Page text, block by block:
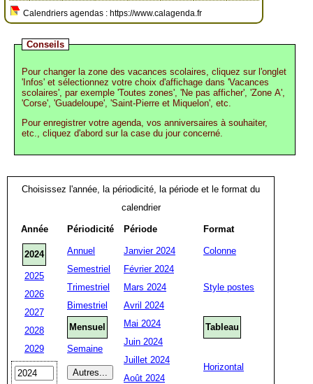
Calendriers agendas : https://www.calagenda.fr
Conseils
Pour changer la zone des vacances scolaires, cliquez sur l'onglet
'Infos' et sélectionnez votre choix d'affichage dans 'Vacances
scolaires', par exemple 'Toutes zones', 'Ne pas afficher', 'Zone A',
'Corse', 'Guadeloupe', 'Saint-Pierre et Miquelon', etc.
Pour enregistrer votre agenda, vos anniversaires à souhaiter,
etc., cliquez d'abord sur la case du jour concerné.
Choisissez l'année, la périodicité, la période et le format du
calendrier
Année
2024
2025
2026
2027
2028
2029
Périodicité
Annuel
Semestriel
Trimestriel
Bimestriel
Mensuel
Semaine
Période
Janvier 2024
Février 2024
Mars 2024
Avril 2024
Mai 2024
Juin 2024
Juillet 2024
Août 2024
Format
Colonne
Style postes
Tableau
Horizontal